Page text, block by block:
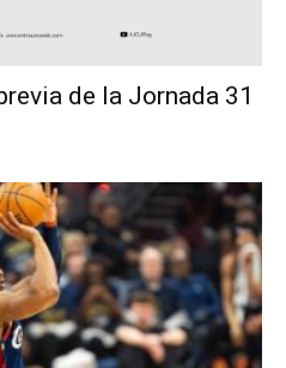
de la Jornada 31